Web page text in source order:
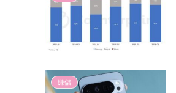
嫌儲